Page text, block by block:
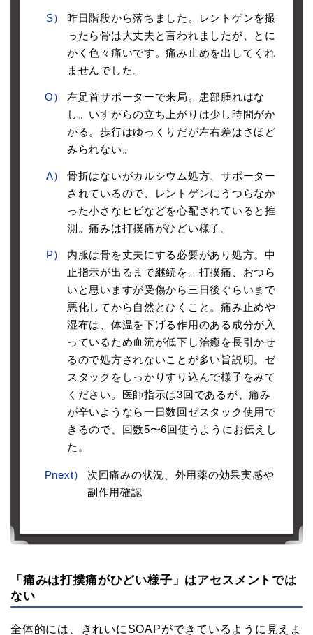
S）
昨日階段から落ちました。レントゲンを撮
ったら骨は大丈夫と言われましたが、とに
かく色々痛いです。痛み止めを出してくれ
ませんでした。
O）
左足首サポーターで来局。患部腫れはな
し。いすからの立ち上がりは少し時間がか
かる。歩行はゆっくりだが左右差はさほど
みられない。
A）
骨折はないがカルシウム処方、サポーター
されているので、レントゲンにうつらなか
った小さなヒビなどを心配されていると推
測。痛みは打撲痛がひどい様子。
P）
内服は骨を丈夫にする必要があり処方。中
止指示が出るまで継続を。打撲痛、おつら
いと思いますが受傷から三日後ぐらいまで
悪化してから自然とひくこと。痛み止めや
湿布は、体温を下げる作用のある成分が入
っているため血流が低下し治癒を長引かせ
るので処方されないことが多い旨説明。ゼ
スタックをしっかりすり込んで様子をみて
ください。医師指示は3回であるが、痛み
が辛いようなら一日数回ゼスタック使用で
きるので、回数5〜6回使うようにお伝えし
た。
Pnext）
次回痛みの状況、外用薬の効果実感や
副作用確認
「痛みは打撲痛がひどい様子」はアセスメントでは
ない
全体的には、きれいにSOAPができているように見えま